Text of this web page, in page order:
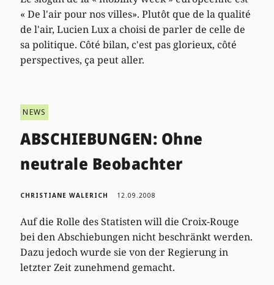
« De l'air pour nos villes». Plutôt que de la qualité
de l'air, Lucien Lux a choisi de parler de celle de
sa politique. Côté bilan, c'est pas glorieux, côté
perspectives, ça peut aller.
NEWS
ABSCHIEBUNGEN: Ohne
neutrale Beobachter
CHRISTIANE WALERICH 12.09.2008
Auf die Rolle des Statisten will die Croix-Rouge
bei den Abschiebungen nicht beschränkt werden.
Dazu jedoch wurde sie von der Regierung in
letzter Zeit zunehmend gemacht.